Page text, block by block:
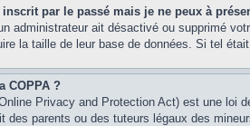
inscrit par le passé mais je ne peux à
administrateur ait désactivé ou supprimé
la taille de leur base de données. Si tel
COPPA ?
Privacy and Protection Act) est une loi
des parents ou des tuteurs légaux des